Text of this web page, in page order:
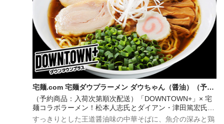
宅麺.com 宅麺ダウプラーメン ダウちゃん（醤油）（予約
商品：入荷次第順次配送）
（予約商品：入荷次第順次配送）「DOWNTOWN+」× 宅
麺コラボラーメン！松本人志氏とダイアン・津田篤宏氏が
作り上げた究極の味をご賞味あれ！
すっきりとした王道醤油味の中華そばに、魚介の深みと鶏